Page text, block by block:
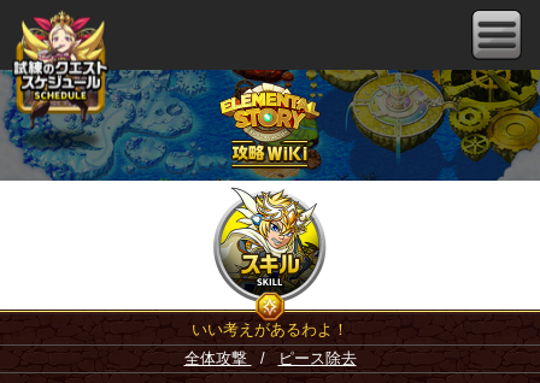
いい考えがあるわよ！
全体攻撃
/
ピース除去